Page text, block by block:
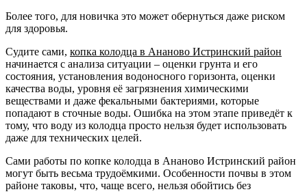
Более того, для новичка это может обернуться даже риском
для здоровья.
Судите сами, копка колодца в Ананово Истринский район
начинается с анализа ситуации – оценки грунта и его
состояния, установления водоносного горизонта, оценки
качества воды, уровня её загрязнения химическими
веществами и даже фекальными бактериями, которые
попадают в сточные воды. Ошибка на этом этапе приведёт к
тому, что воду из колодца просто нельзя будет использовать
даже для технических целей.
Сами работы по копке колодца в Ананово Истринский район
могут быть весьма трудоёмкими. Особенности почвы в этом
районе таковы, что, чаще всего, нельзя обойтись без